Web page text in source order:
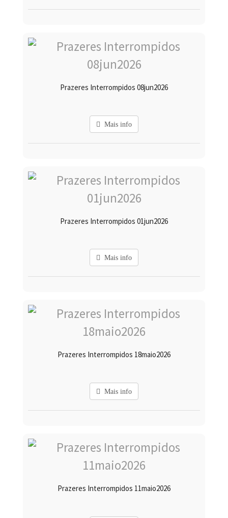
Prazeres Interrompidos 08jun2026
Mais info
Prazeres Interrompidos 01jun2026
Mais info
Prazeres Interrompidos 18maio2026
Mais info
Prazeres Interrompidos 11maio2026